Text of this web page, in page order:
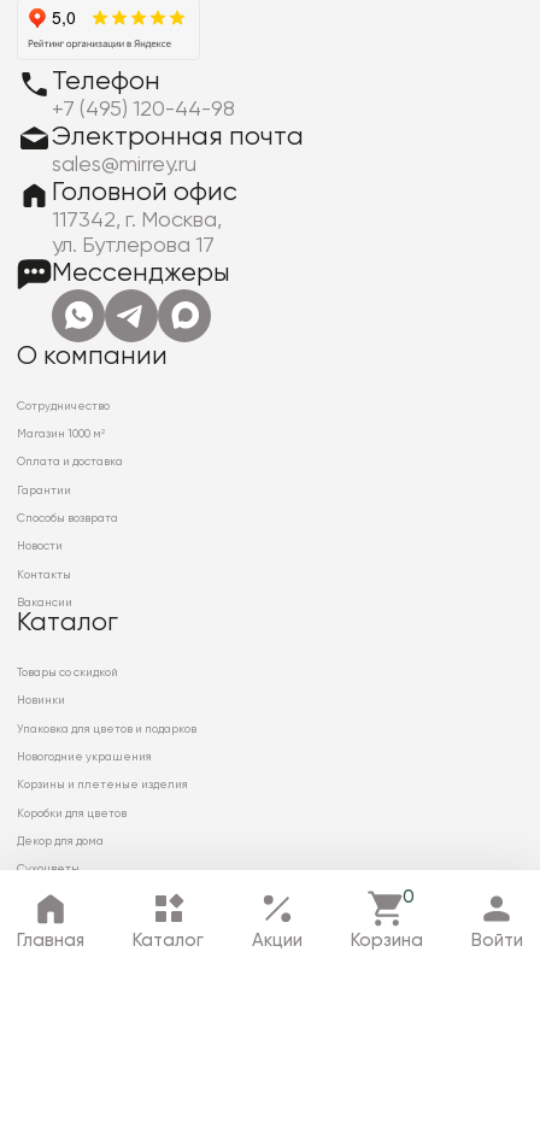
Главная Каталог Акции
0
Корзина Войти
Телефон
+7 (495) 120-44-98
Электронная почта
sales@mirrey.ru
Головной офис
117342, г. Москва,
ул. Бутлерова 17
Мессенджеры
О компании
Сотрудничество
Магазин 1000 м²
Оплата и доставка
Гарантии
Способы возврата
Новости
Контакты
Вакансии
Каталог
Товары со скидкой
Новинки
Упаковка для цветов и подарков
Новогодние украшения
Корзины и плетеные изделия
Коробки для цветов
Декор для дома
Сухоцветы
© 2026 ООО «МИРРЭЙ»